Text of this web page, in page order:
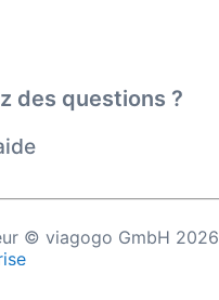
des questions ?
© viagogo GmbH 2026